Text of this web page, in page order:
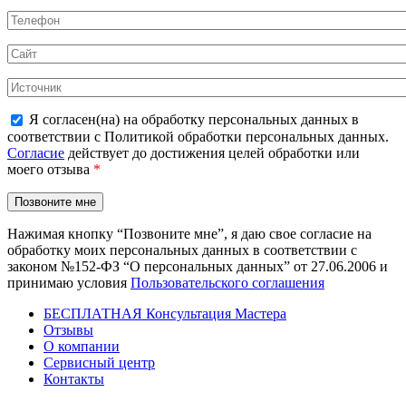
Я согласен(на) на обработку персональных данных в
соответствии с Политикой обработки персональных данных.
Согласие действует до достижения целей обработки или
моего отзыва *
Нажимая кнопку “Позвоните мне”, я даю свое согласие на
обработку моих персональных данных в соответствии с
законом №152-ФЗ “О персональных данных” от 27.06.2006 и
принимаю условия Пользовательского соглашения
БЕСПЛАТНАЯ Консультация Мастера
Отзывы
О компании
Сервисный центр
Контакты